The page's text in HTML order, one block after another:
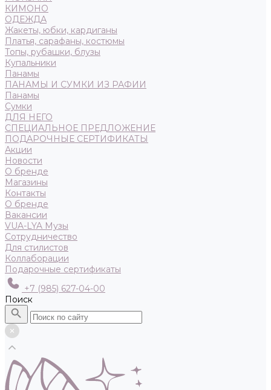
КИМОНО
ОДЕЖДА
Жакеты, юбки, кардиганы
Платья, сарафаны, костюмы
Топы, рубашки, блузы
Купальники
Панамы
ПАНАМЫ И СУМКИ ИЗ РАФИИ
Панамы
Сумки
ДЛЯ НЕГО
СПЕЦИАЛЬНОЕ ПРЕДЛОЖЕНИЕ
ПОДАРОЧНЫЕ СЕРТИФИКАТЫ
Акции
Новости
О бренде
Магазины
Контакты
О бренде
Вакансии
VUA-LYA Музы
Сотрудничество
Для стилистов
Коллаборации
Подарочные сертификаты
+7 (985) 627-04-00
Поиск